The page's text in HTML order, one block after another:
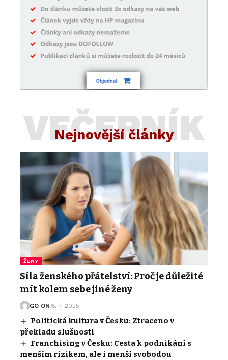
Nejnovější články
VEČERNÍK
ŽENY
Síla ženského přátelství: Proč je důležité
mít kolem sebe jiné ženy
GO ON 5. 7. 2025
Politická kultura v Česku: Ztraceno v
překladu slušnosti
Franchising v Česku: Cesta k podnikání s
menším rizikem, ale i menší svobodou